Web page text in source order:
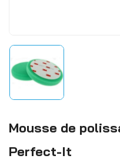
Mousse de
Perfect-It